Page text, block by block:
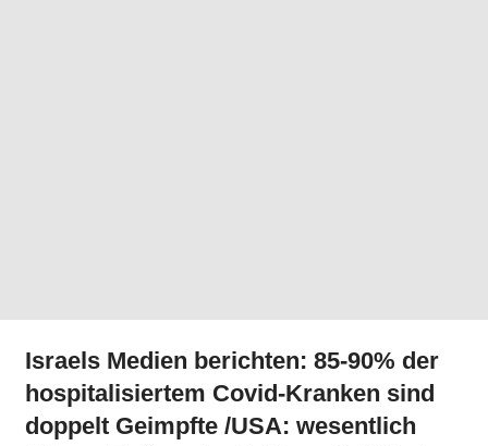
Israels Medien berichten: 85-90% der
hospitalisiertem Covid-Kranken sind
doppelt Geimpfte /USA: wesentlich